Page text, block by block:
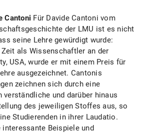
Cantoni Für Davide Cantoni vom
der LMU ist es nicht
seine Lehre gewürdigt wurde:
als Wissenschaftler an der
USA, wurde er mit einem Preis für
ausgezeichnet. Cantonis
zeichnen sich durch eine
verständliche und darüber hinaus
des jeweiligen Stoffes aus, so
Studierenden in ihrer Laudatio.
interessante Beispiele und